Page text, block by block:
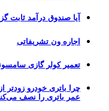
آیا صندوق درآمد
اجاره ون تشریفاتی
تعمیر کولر گازی
عمر باتری را نصف